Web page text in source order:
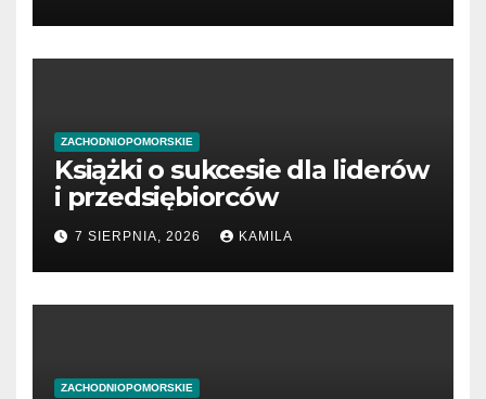
ZACHODNIOPOMORSKIE
Książki o sukcesie dla liderów
i przedsiębiorców
7 SIERPNIA, 2026 KAMILA
ZACHODNIOPOMORSKIE